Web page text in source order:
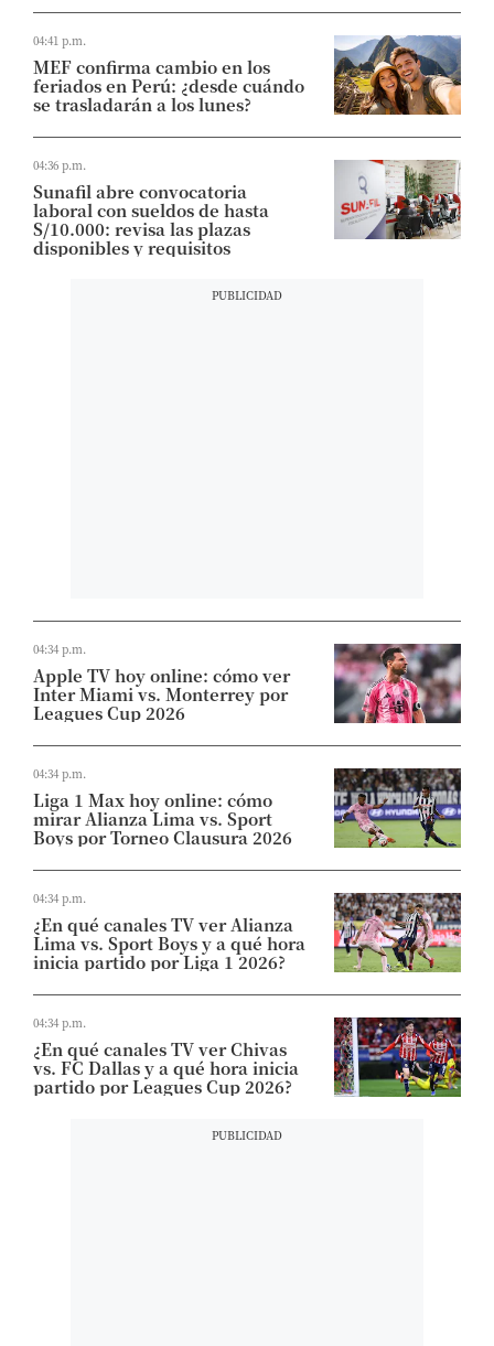
04:41 p.m.
MEF confirma cambio en los
feriados en Perú: ¿desde cuándo
se trasladarán a los lunes?
04:36 p.m.
Sunafil abre convocatoria
laboral con sueldos de hasta
S/10.000: revisa las plazas
disponibles y requisitos
04:34 p.m.
Apple TV hoy online: cómo ver
Inter Miami vs. Monterrey por
Leagues Cup 2026
04:34 p.m.
Liga 1 Max hoy online: cómo
mirar Alianza Lima vs. Sport
Boys por Torneo Clausura 2026
04:34 p.m.
¿En qué canales TV ver Alianza
Lima vs. Sport Boys y a qué hora
inicia partido por Liga 1 2026?
04:34 p.m.
¿En qué canales TV ver Chivas
vs. FC Dallas y a qué hora inicia
partido por Leagues Cup 2026?